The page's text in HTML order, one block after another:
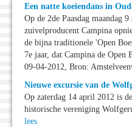
Een natte koeiendans in
Op de 2de Paasdag maandag
zuivelproducent Campina
de bijna traditionele 'Open
7e jaar, dat Campina de Open
09-04-2012, Bron:
Nieuwe excursie van de
Op zaterdag 14 april 2012 is
historische vereniging
lees